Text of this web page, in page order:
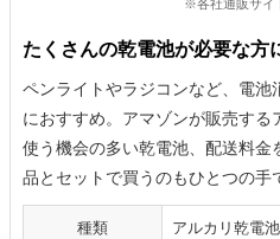
※各社通販サイ
たくさんの乾電池が必要な方
ペンライトやラジコンなど、電池
におすすめ。アマゾンが販売する
使う機会の多い乾電池、配送料
品とセットで買うのもひとつの手
種類 アルカリ乾電池